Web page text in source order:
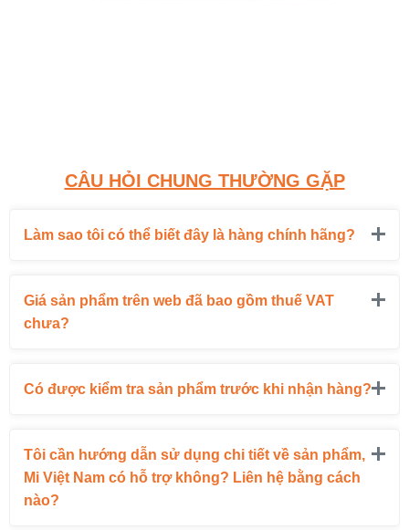
CÂU HỎI CHUNG THƯỜNG GẶP
Làm sao tôi có thể biết đây là hàng chính hãng?
Giá sản phẩm trên web đã bao gồm thuế VAT
chưa?
Có được kiểm tra sản phẩm trước khi nhận hàng?
Tôi cần hướng dẫn sử dụng chi tiết về sản phẩm,
Mi Việt Nam có hỗ trợ không? Liên hệ bằng cách
nào?